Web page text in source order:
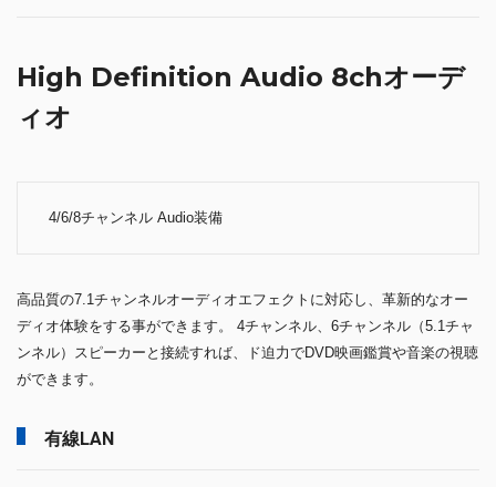
High Definition Audio 8chオーデ
ィオ
4/6/8チャンネル Audio装備
高品質の7.1チャンネルオーディオエフェクトに対応し、革新的なオー
ディオ体験をする事ができます。 4チャンネル、6チャンネル（5.1チャ
ンネル）スピーカーと接続すれば、ド迫力でDVD映画鑑賞や音楽の視聴
ができます。
有線LAN